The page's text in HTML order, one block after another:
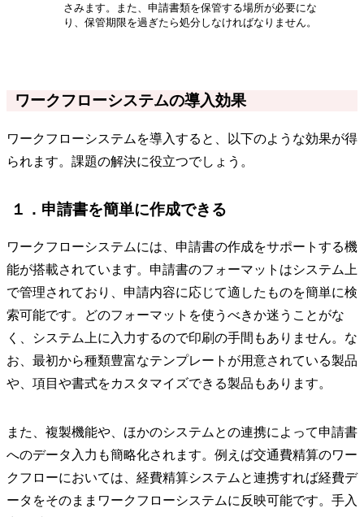
さみます。また、申請書類を保管する場所が必要にな
り、保管期限を過ぎたら処分しなければなりません。
ワークフローシステムの導入効果
ワークフローシステムを導入すると、以下のような効果が得
られます。課題の解決に役立つでしょう。
１．申請書を簡単に作成できる
ワークフローシステムには、申請書の作成をサポートする機
能が搭載されています。申請書のフォーマットはシステム上
で管理されており、申請内容に応じて適したものを簡単に検
索可能です。どのフォーマットを使うべきか迷うことがな
く、システム上に入力するので印刷の手間もありません。な
お、最初から種類豊富なテンプレートが用意されている製品
や、項目や書式をカスタマイズできる製品もあります。
また、複製機能や、ほかのシステムとの連携によって申請書
へのデータ入力も簡略化されます。例えば交通費精算のワー
クフローにおいては、経費精算システムと連携すれば経費デ
ータをそのままワークフローシステムに反映可能です。手入